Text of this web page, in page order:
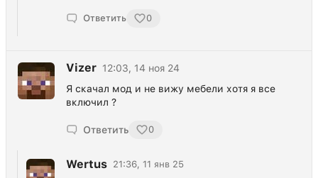
Ответить 0
Vizer 12:03, 14 ноя 24
Я скачал мод и не вижу мебели хотя я все
включил ?
Ответить 0
Wertus 21:36, 11 янв 25